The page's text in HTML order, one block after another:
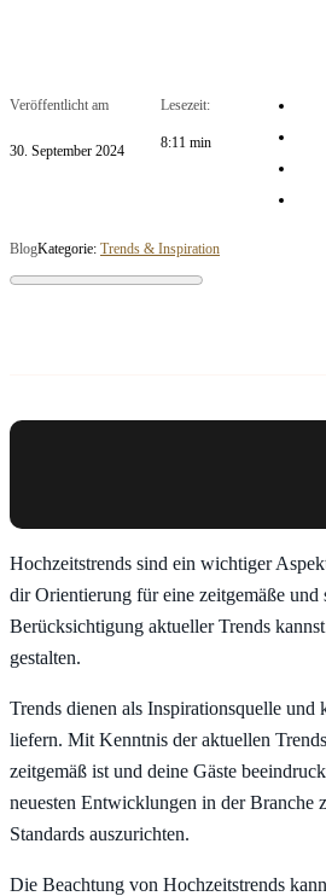
Veröffentlicht am
30. September 2024
Lesezeit:
8:11 min
BlogKategorie: Trends & Inspiration
Hochzeitstrends sind ein wichtiger
dir Orientierung für eine zeitgemäße
Berücksichtigung aktueller Trends
gestalten.
Trends dienen als Inspirationsquelle
liefern. Mit Kenntnis der aktuellen
zeitgemäß ist und deine Gäste
neuesten Entwicklungen in der Branche
Standards auszurichten.
Die Beachtung von Hochzeitstrends